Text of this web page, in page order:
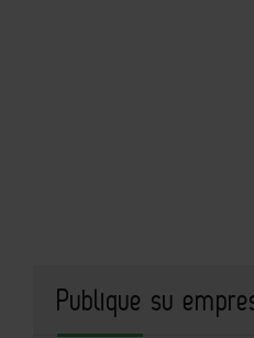
Publique su